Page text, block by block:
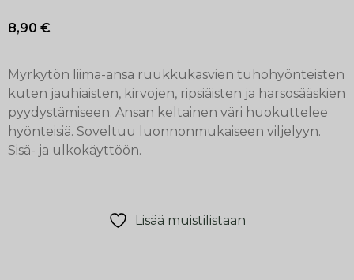
8,90 €
Myrkytön liima-ansa ruukkukasvien tuhohyönteisten
kuten jauhiaisten, kirvojen, ripsiäisten ja harsosääskien
pyydystämiseen. Ansan keltainen väri huokuttelee
hyönteisiä. Soveltuu luonnonmukaiseen viljelyyn.
Sisä- ja ulkokäyttöön.
Lisää muistilistaan